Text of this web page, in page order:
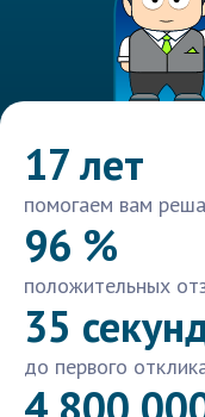
17 лет
помогаем вам
96 %
положительных
35
до первого